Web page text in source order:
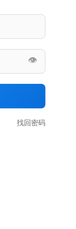
👁️
找回密码